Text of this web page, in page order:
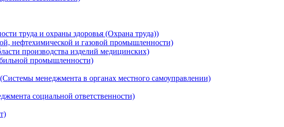
труда и охраны здоровья (Охрана труда))
нефтехимической и газовой промышленности)
производства изделий медицинских)
промышленности)
менеджмента в органах местного самоуправлении)
социальной ответственности)